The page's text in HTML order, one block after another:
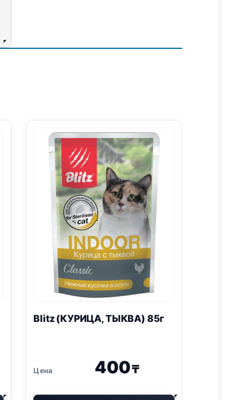
Blitz(КУРИЦА, ТЫКВА) 85г
400₸